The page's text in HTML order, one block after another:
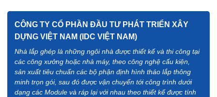
CÔNG TY CỔ PHẦN ĐẦU TƯ PHÁT TRIỂN XÂY
DỰNG VIỆT NAM (IDC VIỆT NAM)
Nhà lắp ghép là những ngôi nhà được thiết kế và thi công tại
các công xưởng hoặc nhà máy, theo công nghệ cấu kiện,
sản xuất tiêu chuẩn các bộ phận định hình tháo lắp thông
minh trọn gói, sau đó được vận chuyển tới công trình dưới
dạng các Module và ráp lại với nhau theo thiết kế được tính